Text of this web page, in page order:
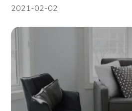
2021-02-02